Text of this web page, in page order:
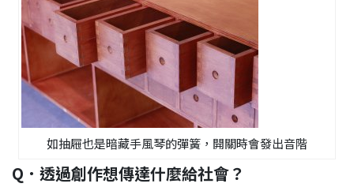
如抽屜也是暗藏手風琴的彈簧，開關時會發出音階
Q ． 透過創作想傳達什麼給社會？